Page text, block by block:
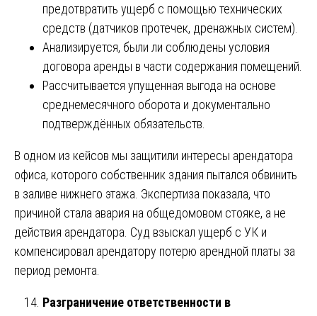
предотвратить ущерб с помощью технических
средств (датчиков протечек, дренажных систем).
Анализируется, были ли соблюдены условия
договора аренды в части содержания помещений.
Рассчитывается упущенная выгода на основе
среднемесячного оборота и документально
подтверждённых обязательств.
В одном из кейсов мы защитили интересы арендатора
офиса, которого собственник здания пытался обвинить
в заливе нижнего этажа. Экспертиза показала, что
причиной стала авария на общедомовом стояке, а не
действия арендатора. Суд взыскал ущерб с УК и
компенсировал арендатору потерю арендной платы за
период ремонта.
Разграничение ответственности в